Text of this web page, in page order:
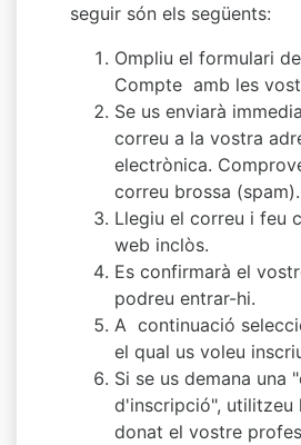
seguir són els següents:
Ompliu el formulari
Compte amb les
Se us enviarà
correu a la vostra
electrònica.
correu brossa (spam).
Llegiu el correu i feu
web inclòs.
Es confirmarà el
podreu entrar-hi.
A continuació
el qual us voleu
Si se us demana una
d'inscripció", utilitzeu
donat el vostre